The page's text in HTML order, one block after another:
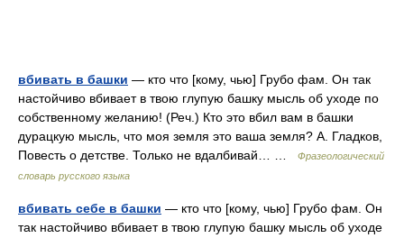
вбивать в башки — кто что [кому, чью] Грубо фам. Он так
настойчиво вбивает в твою глупую башку мысль об уходе по
собственному желанию! (Реч.) Кто это вбил вам в башки
дурацкую мысль, что моя земля это ваша земля? А. Гладков,
Повесть о детстве. Только не вдалбивай… …
Фразеологический
словарь русского языка
вбивать себе в башки — кто что [кому, чью] Грубо фам. Он
так настойчиво вбивает в твою глупую башку мысль об уходе